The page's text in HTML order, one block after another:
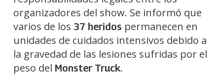
organizadores del show. Se informó que
varios de los 37 heridos permanecen en
unidades de cuidados intensivos debido a
la gravedad de las lesiones sufridas por el
peso del Monster Truck.